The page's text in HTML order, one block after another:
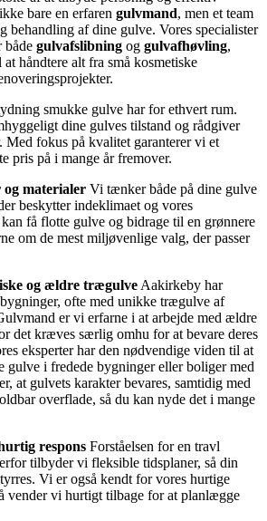
bare en erfaren gulvmand, men et team
behandling af dine gulve. Vores specialister
både gulvafslibning og gulvafhøvling,
håndtere alt fra små kosmetiske
smukke gulve har for ethvert rum.
dine gulves tilstand og rådgiver
Med fokus på kvalitet garanterer vi et
pris på i mange år fremover.
materialer Vi tænker både på dine gulve
beskytter indeklimaet og vores
få flotte gulve og bidrage til en grønnere
om de mest miljøvenlige valg, der passer
og ældre trægulve Aakirkeby har
ofte med unikke trægulve af
er vi erfarne i at arbejde med ældre
det kræves særlig omhu for at bevare deres
eksperter har den nødvendige viden til at
gulve i fredede bygninger eller boliger med
at gulvets karakter bevares, samtidig med
overflade, så du kan nyde det i mange
respons Forståelsen for en travl
tilbyder vi fleksible tidsplaner, så din
Vi er også kendt for vores hurtige
vender vi hurtigt tilbage for at planlægge